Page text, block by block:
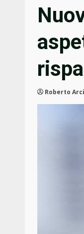
Roberto